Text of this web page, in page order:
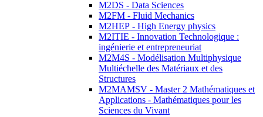
M2DS - Data Sciences
M2FM - Fluid Mechanics
M2HEP - High Energy physics
M2ITIE - Innovation Technologique :
ingénierie et entrepreneuriat
M2M4S - Modélisation Multiphysique
Multiéchelle des Matériaux et des
Structures
M2MAMSV - Master 2 Mathématiques et
Applications - Mathématiques pour les
Sciences du Vivant